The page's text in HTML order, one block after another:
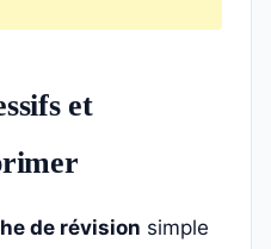
et
de révision simple